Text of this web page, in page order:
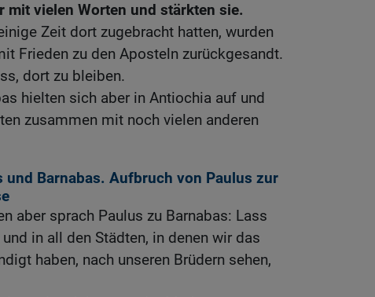
mit vielen Worten und stärkten sie.
Zeit dort zugebracht hatten, wurden
Frieden zu den Aposteln zurückgesandt.
dort zu bleiben.
hielten sich aber in Antiochia auf und
zusammen mit noch vielen anderen
und Barnabas. Aufbruch von Paulus zur
aber sprach Paulus zu Barnabas: Lass
in all den Städten, in denen wir das
haben, nach unseren Brüdern sehen,